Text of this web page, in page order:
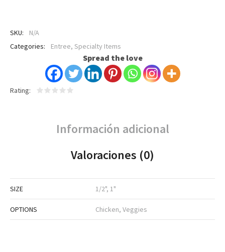
SKU:
N/A
Categories:
Entree, Specialty Items
Spread the love
Rating
Información adicional
Valoraciones (0)
SIZE 1/2", 1"
OPTIONS Chicken, Veggies